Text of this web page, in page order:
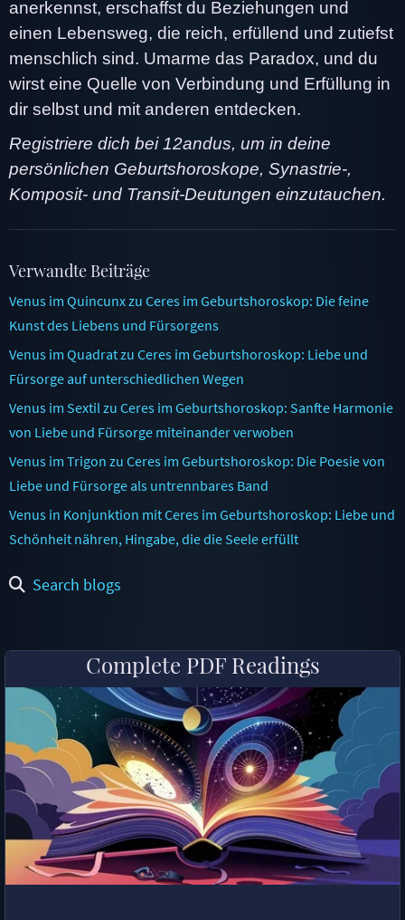
anerkennst, erschaffst du Beziehungen und
einen Lebensweg, die reich, erfüllend und zutiefst
menschlich sind. Umarme das Paradox, und du
wirst eine Quelle von Verbindung und Erfüllung in
dir selbst und mit anderen entdecken.
Registriere dich bei 12andus, um in deine
persönlichen Geburtshoroskope, Synastrie-,
Komposit- und Transit-Deutungen einzutauchen.
Verwandte Beiträge
Venus im Quincunx zu Ceres im Geburtshoroskop: Die feine
Kunst des Liebens und Fürsorgens
Venus im Quadrat zu Ceres im Geburtshoroskop: Liebe und
Fürsorge auf unterschiedlichen Wegen
Venus im Sextil zu Ceres im Geburtshoroskop: Sanfte Harmonie
von Liebe und Fürsorge miteinander verwoben
Venus im Trigon zu Ceres im Geburtshoroskop: Die Poesie von
Liebe und Fürsorge als untrennbares Band
Venus in Konjunktion mit Ceres im Geburtshoroskop: Liebe und
Schönheit nähren, Hingabe, die die Seele erfüllt
Search blogs
Complete PDF Readings